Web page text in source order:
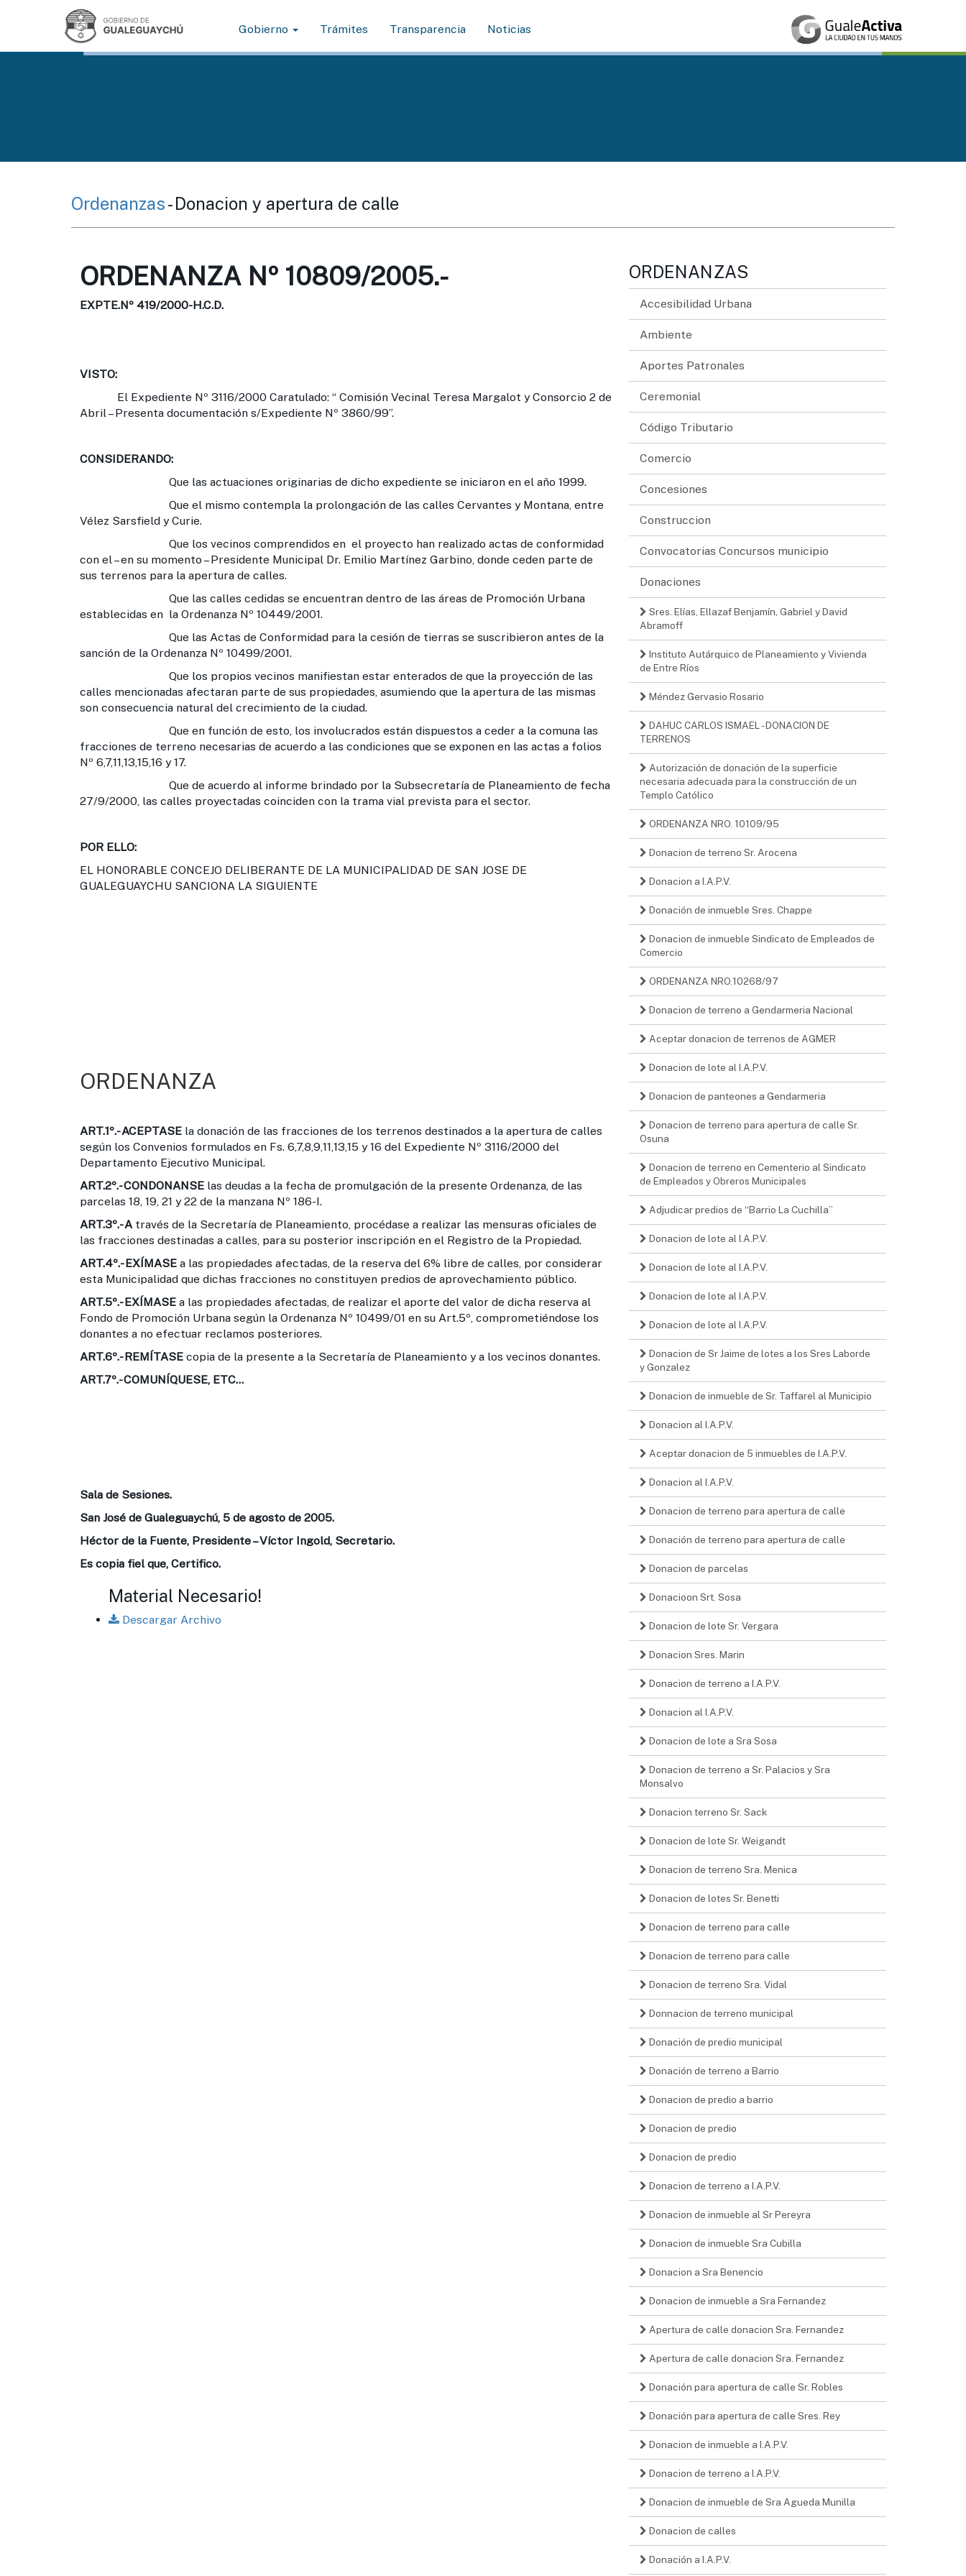
Gobierno Trámites Transparencia Noticias
Ordenanzas- Donacion y apertura de calle
ORDENANZA Nº 10809/2005.-
EXPTE.Nº 419/2000-H.C.D.
VISTO:
El Expediente Nº 3116/2000 Caratulado: “ Comisión Vecinal Teresa Margalot y Consorcio 2 de
Abril – Presenta documentación s/Expediente Nº 3860/99”.
CONSIDERANDO:
Que las actuaciones originarias de dicho expediente se iniciaron en el año 1999.
Que el mismo contempla la prolongación de las calles Cervantes y Montana, entre
Vélez Sarsfield y Curie.
Que los vecinos comprendidos en el proyecto han realizado actas de conformidad
con el – en su momento – Presidente Municipal Dr. Emilio Martínez Garbino, donde ceden parte de
sus terrenos para la apertura de calles.
Que las calles cedidas se encuentran dentro de las áreas de Promoción Urbana
establecidas en la Ordenanza Nº 10449/2001.
Que las Actas de Conformidad para la cesión de tierras se suscribieron antes de la
sanción de la Ordenanza Nº 10499/2001.
Que los propios vecinos manifiestan estar enterados de que la proyección de las
calles mencionadas afectaran parte de sus propiedades, asumiendo que la apertura de las mismas
son consecuencia natural del crecimiento de la ciudad.
Que en función de esto, los involucrados están dispuestos a ceder a la comuna las
fracciones de terreno necesarias de acuerdo a las condiciones que se exponen en las actas a folios
Nº 6,7,11,13,15,16 y 17.
Que de acuerdo al informe brindado por la Subsecretaría de Planeamiento de fecha
27/9/2000, las calles proyectadas coinciden con la trama vial prevista para el sector.
POR ELLO:
EL HONORABLE CONCEJO DELIBERANTE DE LA MUNICIPALIDAD DE SAN JOSE DE
GUALEGUAYCHU SANCIONA LA SIGUIENTE
ORDENANZA
ART.1º.-ACEPTASE la donación de las fracciones de los terrenos destinados a la apertura de calles
según los Convenios formulados en Fs. 6,7,8,9,11,13,15 y 16 del Expediente Nº 3116/2000 del
Departamento Ejecutivo Municipal.
ART.2º.-CONDONANSE las deudas a la fecha de promulgación de la presente Ordenanza, de las
parcelas 18, 19, 21 y 22 de la manzana Nº 186-I.
ART.3º.-Através de la Secretaría de Planeamiento, procédase a realizar las mensuras oficiales de
las fracciones destinadas a calles, para su posterior inscripción en el Registro de la Propiedad.
ART.4º.-EXÍMASE a las propiedades afectadas, de la reserva del 6% libre de calles, por considerar
esta Municipalidad que dichas fracciones no constituyen predios de aprovechamiento público.
ART.5º.-EXÍMASE a las propiedades afectadas, de realizar el aporte del valor de dicha reserva al
Fondo de Promoción Urbana según la Ordenanza Nº 10499/01 en su Art.5º, comprometiéndose los
donantes a no efectuar reclamos posteriores.
ART.6º.-REMÍTASE copia de la presente a la Secretaría de Planeamiento y a los vecinos donantes.
ART.7º.-COMUNÍQUESE, ETC...
Sala de Sesiones.
San José de Gualeguaychú, 5 de agosto de 2005.
Héctor de la Fuente, Presidente – Víctor Ingold, Secretario.
Es copia fiel que, Certifico.
Material Necesario!
Descargar Archivo
ORDENANZAS
Accesibilidad Urbana
Ambiente
Aportes Patronales
Ceremonial
Código Tributario
Comercio
Concesiones
Construccion
Convocatorias Concursos municipio
Donaciones
Sres. Elías, Ellazaf Benjamín, Gabriel y David
Abramoff
Instituto Autárquico de Planeamiento y Vivienda
de Entre Ríos
Méndez Gervasio Rosario
DAHUC CARLOS ISMAEL - DONACION DE
TERRENOS
Autorización de donación de la superficie
necesaria adecuada para la construcción de un
Templo Católico
ORDENANZA NRO. 10109/95
Donacion de terreno Sr. Arocena
Donacion a I.A.P.V.
Donación de inmueble Sres. Chappe
Donacion de inmueble Sindicato de Empleados de
Comercio
ORDENANZA NRO.10268/97
Donacion de terreno a Gendarmeria Nacional
Aceptar donacion de terrenos de AGMER
Donacion de lote al I.A.P.V.
Donacion de panteones a Gendarmeria
Donacion de terreno para apertura de calle Sr.
Osuna
Donacion de terreno en Cementerio al Sindicato
de Empleados y Obreros Municipales
Adjudicar predios de “Barrio La Cuchilla”
Donacion de lote al I.A.P.V.
Donacion de lote al I.A.P.V.
Donacion de lote al I.A.P.V.
Donacion de lote al I.A.P.V.
Donacion de Sr Jaime de lotes a los Sres Laborde
y Gonzalez
Donacion de inmueble de Sr. Taffarel al Municipio
Donacion al I.A.P.V.
Aceptar donacion de 5 inmuebles de I.A.P.V.
Donacion al I.A.P.V.
Donacion de terreno para apertura de calle
Donación de terreno para apertura de calle
Donacion de parcelas
Donacioon Srt. Sosa
Donacion de lote Sr. Vergara
Donacion Sres. Marin
Donacion de terreno a I.A.P.V.
Donacion al I.A.P.V.
Donacion de lote a Sra Sosa
Donacion de terreno a Sr. Palacios y Sra
Monsalvo
Donacion terreno Sr. Sack
Donacion de lote Sr. Weigandt
Donacion de terreno Sra. Menica
Donacion de lotes Sr. Benetti
Donacion de terreno para calle
Donacion de terreno para calle
Donacion de terreno Sra. Vidal
Donnacion de terreno municipal
Donación de predio municipal
Donación de terreno a Barrio
Donacion de predio a barrio
Donacion de predio
Donacion de predio
Donacion de terreno a I.A.P.V.
Donacion de inmueble al Sr Pereyra
Donacion de inmueble Sra Cubilla
Donacion a Sra Benencio
Donacion de inmueble a Sra Fernandez
Apertura de calle donacion Sra. Fernandez
Apertura de calle donacion Sra. Fernandez
Donación para apertura de calle Sr. Robles
Donación para apertura de calle Sres. Rey
Donacion de inmueble a I.A.P.V.
Donacion de terreno a I.A.P.V.
Donacion de inmueble de Sra Agueda Munilla
Donacion de calles
Donación a I.A.P.V.